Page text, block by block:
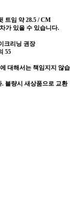
트임 약 28.5 / CM
가 있을 수 있습니다.
크리닝 권장
55
대해서는 책임지지 않습
불량시 새상품으로 교환